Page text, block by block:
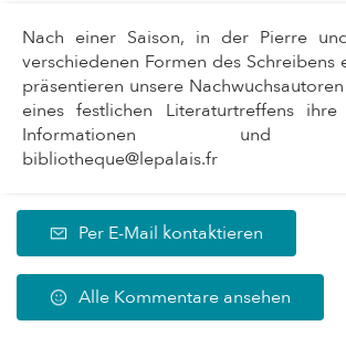
Nach einer Saison, in der Pierre
verschiedenen Formen des Schreibens
präsentieren unsere
eines festlichen Literaturtreffens
Informationen und
bibliotheque@lepalais.fr
Per E-Mail kontaktieren
Alle Kommentare ansehen